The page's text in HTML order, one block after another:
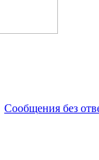
Сообщения без